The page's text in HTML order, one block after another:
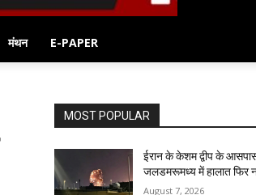
मंथन E-PAPER
MOST POPULAR
ईरान के केशम द्वीप के
जलडमरूमध्य में हालात फिर
August 7, 2026